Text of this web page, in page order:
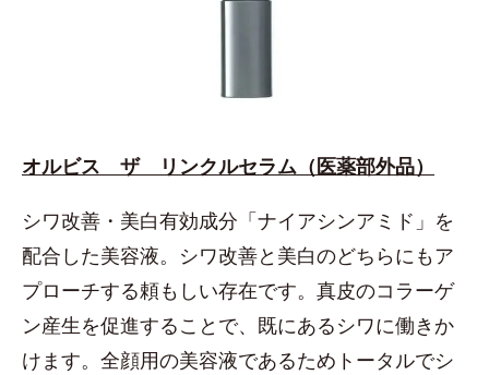
オルビス ザ リンクルセラム（医薬部外品）
シワ改善・美白有効成分「ナイアシンアミド」を
配合した美容液。シワ改善と美白のどちらにもア
プローチする頼もしい存在です。真皮のコラーゲ
ン産生を促進することで、既にあるシワに働きか
けます。全顔用の美容液であるためトータルでシ